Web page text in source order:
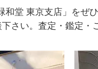
堂 東京支店」をぜひ
さい。査定・鑑定・